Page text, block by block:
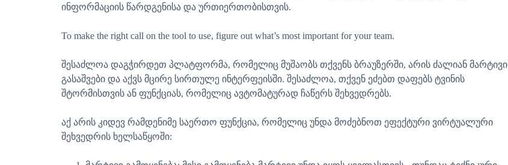
ინფორმაციის წარდგენისა და ურთიერთობისთვის.
To make the right call on the tool to use, figure out what’s most important for your team.
შესაძლოა დაგჭირდეთ პლატფორმა, რომელიც მუშაობს თქვენს ბრაუზერში, არის ძალიან მარტივი
გასაშვები და აქვს მცირე სირთულე ინტერფეისში. შესაძლოა, თქვენ ეძებთ დაფებს ტვინის
შტორმისთვის ან ფუნქციას, რომელიც ავტომატურად ჩაწერს შეხვედრებს.
აქ არის კიდევ რამდენიმე საერთო ფუნქცია, რომელიც უნდა მოძებნოთ ეფექტური ვირტუალური
შეხვედრის ხელსაწყოში: